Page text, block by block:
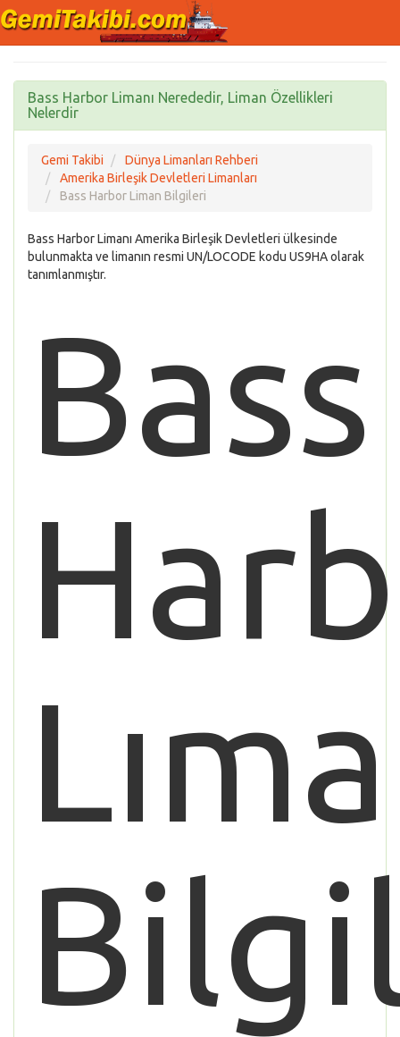
Bass Harbor Limanı Nerededir, Liman Özellikleri
Nelerdir
Gemi Takibi
Dünya Limanları Rehberi
Amerika Birleşik Devletleri Limanları
Bass Harbor Liman Bilgileri
Bass Harbor Limanı Amerika Birleşik Devletleri ülkesinde
bulunmakta ve limanın resmi UN/LOCODE kodu US9HA olarak
tanımlanmıştır.
Bass